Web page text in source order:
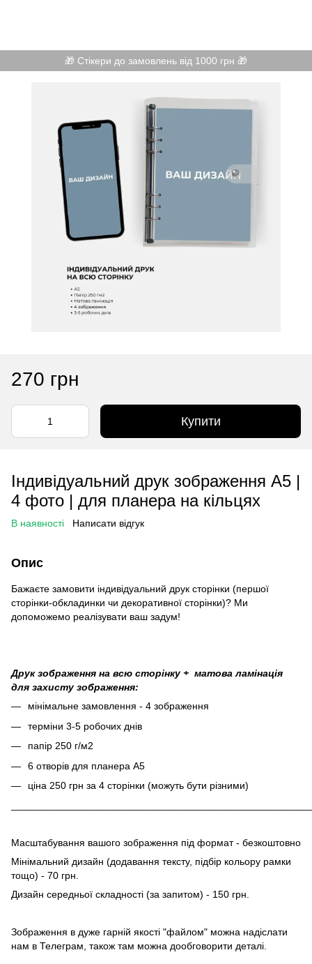
🎁 Стікери до замовлень від 1000 грн 🎁
270 грн
Купити
Індивідуальний друк зображення А5 |
4 фото | для планера на кільцях
В наявності Написати відгук
Опис
Бажаєте замовити індивідуальний друк сторінки (першої
сторінки-обкладинки чи декоративної сторінки)? Ми
допоможемо реалізувати ваш задум!
Друк зображення на всю сторінку + матова ламінація
для захисту зображення:
мінімальне замовлення - 4 зображення
терміни 3-5 робочих днів
папір 250 г/м2
6 отворів для планера А5
ціна 250 грн за 4 сторінки (можуть бути різними)
Масштабування вашого зображення під формат - безкоштовно
Мінімальний дизайн (додавання тексту, підбір кольору рамки
тощо) - 70 грн.
Дизайн середньої складності (за запитом) - 150 грн.
Зображення в дуже гарній якості "файлом" можна надіслати
нам в Телеграм, також там можна дообговорити деталі.